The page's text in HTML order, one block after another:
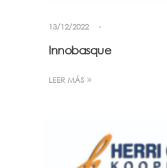
13/12/2022
Innobasque
LEER MÁS